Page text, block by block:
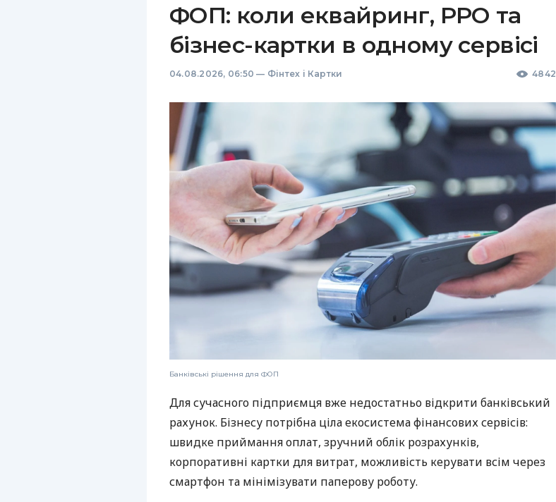
ФОП: коли еквайринг, РРО та
бізнес-картки в одному сервісі
04.08.2026, 06:50 — Фінтех і Картки 4842
Банківські рішення для ФОП
Для сучасного підприємця вже недостатньо відкрити банківський
рахунок. Бізнесу потрібна ціла екосистема фінансових сервісів:
швидке приймання оплат, зручний облік розрахунків,
корпоративні картки для витрат, можливість керувати всім через
смартфон та мінімізувати паперову роботу.